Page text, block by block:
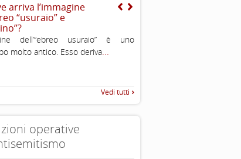
arriva l’immagine
“usuraio” e
dell’“ebreo usuraio” è uno
molto antico. Esso deriva...
Non è che gli ebrei
Vedi tutti
operative